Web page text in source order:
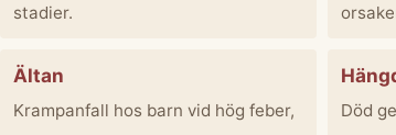
stadier.
Ältan
Krampanfall hos barn vid hög feber,
Död